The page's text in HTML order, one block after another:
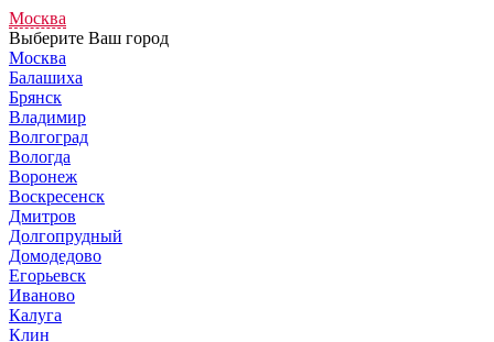
Москва
Выберите Ваш город
Москва
Балашиха
Брянск
Владимир
Волгоград
Вологда
Воронеж
Воскресенск
Дмитров
Долгопрудный
Домодедово
Егорьевск
Иваново
Калуга
Клин